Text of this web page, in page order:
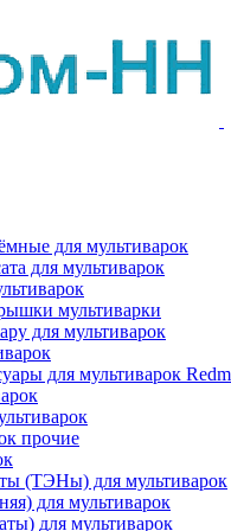
для мультиварок
для мультиварок
мультиварки
для мультиварок
для мультиварок
прочие
(ТЭНы) для мультиварок
для мультиварок
для мультиварок